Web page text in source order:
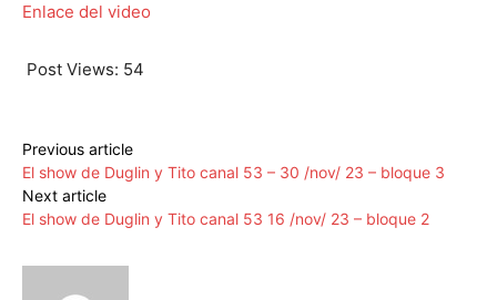
Enlace del video
Post Views: 54
Previous article
El show de Duglin y Tito canal 53 – 30 /nov/ 23 – bloque 3
Next article
El show de Duglin y Tito canal 53 16 /nov/ 23 – bloque 2